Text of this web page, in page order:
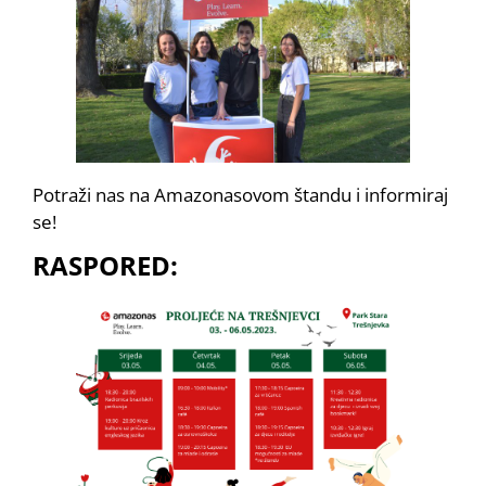
Potraži nas na Amazonasovom štandu i informiraj
se!
RASPORED: